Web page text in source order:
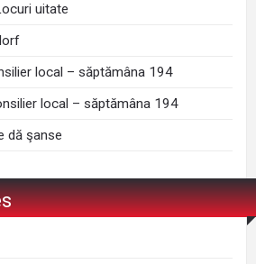
uitate
local – săptămâna 194
local – săptămâna 194
dă şanse